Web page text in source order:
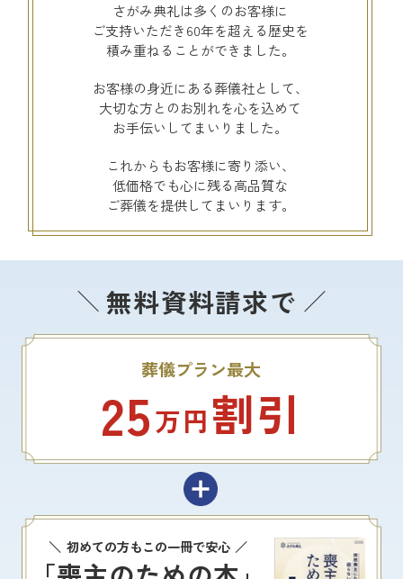
さがみ典礼は多くのお客様に
ご支持いただき60年を超える歴史を
積み重ねることができました。
お客様の身近にある葬儀社として、
大切な方とのお別れを心を込めて
お手伝いしてまいりました。
これからもお客様に寄り添い、
低価格でも心に残る高品質な
ご葬儀を提供してまいります。
無料資料請求で
葬儀プラン最大
25万円割引
初めての方もこの一冊で安心